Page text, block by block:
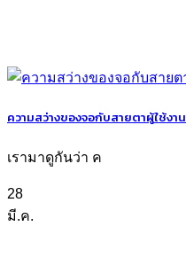
ความสว่างของจอกับสายตาผู้ใช้งาน
เรามาดูกันว่า ค
28
มี.ค.